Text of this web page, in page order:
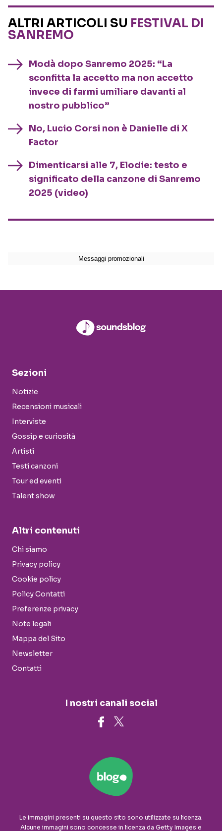
ALTRI ARTICOLI SU FESTIVAL DI
SANREMO
Modà dopo Sanremo 2025: “La
sconfitta la accetto ma non accetto
invece di farmi umiliare davanti al
nostro pubblico”
No, Lucio Corsi non è Danielle di X
Factor
Dimenticarsi alle 7, Elodie: testo e
significato della canzone di Sanremo
2025 (video)
Sezioni
Notizie
Recensioni musicali
Interviste
Gossip e curiosità
Artisti
Testi canzoni
Tour ed eventi
Talent show
Altri contenuti
Chi siamo
Privacy policy
Cookie policy
Policy Contatti
Preferenze privacy
Note legali
Mappa del Sito
Newsletter
Contatti
I nostri canali social
Le immagini presenti su questo sito sono utilizzate su licenza.
Alcune immagini sono concesse in licenza da Getty Images e